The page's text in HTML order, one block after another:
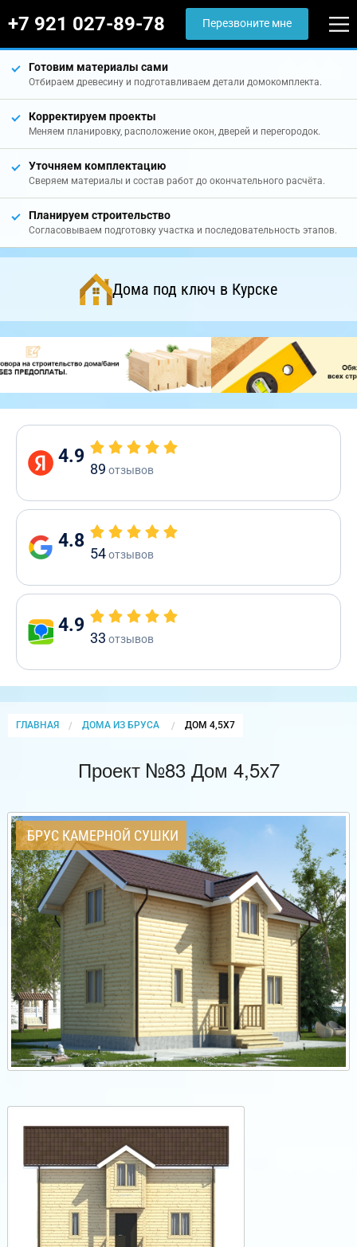
+7 921 027-89-78 Перезвоните мне
Готовим материалы сами
Отбираем древесину и подготавливаем детали домокомплекта.
Корректируем проекты
Меняем планировку, расположение окон, дверей и перегородок.
Уточняем комплектацию
Сверяем материалы и состав работ до окончательного расчёта.
Планируем строительство
Согласовываем подготовку участка и последовательность этапов.
Дома под ключ в Курске
4.9
89 отзывов
4.8
54отзывов
4.9
33 отзывов
ГЛАВНАЯ ДОМА ИЗ БРУСА CURRENT:
ДОМ 4,5Х7
Проект №83 Дом 4,5х7
БРУС КАМЕРНОЙ СУШКИ